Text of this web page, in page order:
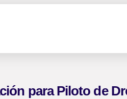
para Piloto de